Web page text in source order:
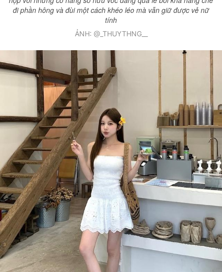
đi phần hông và đùi một cách khéo léo mà vẫn giữ được vẻ nữ
tính
ẢNH: @_THUYTHNG__